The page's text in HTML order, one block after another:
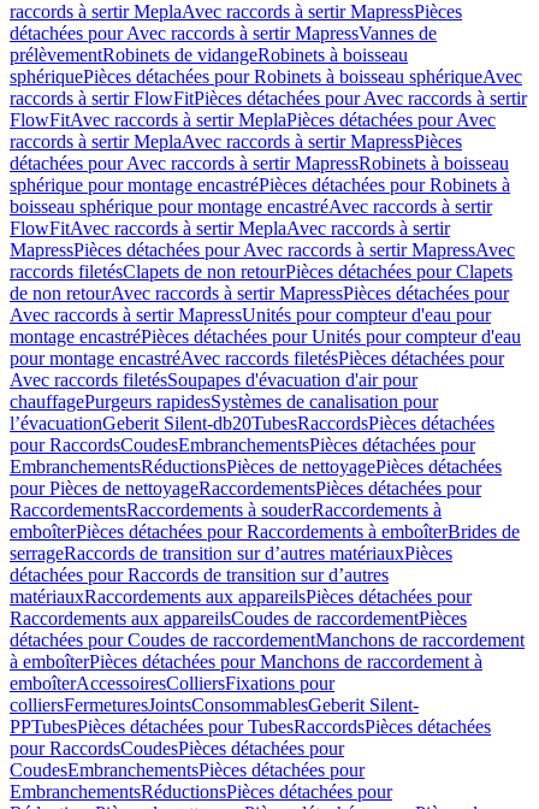
raccords à sertir MeplaAvec raccords à sertir MapressPièces
détachées pour Avec raccords à sertir MapressVannes de
prélèvementRobinets de vidangeRobinets à boisseau
sphériquePièces détachées pour Robinets à boisseau sphériqueAvec
raccords à sertir FlowFitPièces détachées pour Avec raccords à sertir
FlowFitAvec raccords à sertir MeplaPièces détachées pour Avec
raccords à sertir MeplaAvec raccords à sertir MapressPièces
détachées pour Avec raccords à sertir MapressRobinets à boisseau
sphérique pour montage encastréPièces détachées pour Robinets à
boisseau sphérique pour montage encastréAvec raccords à sertir
FlowFitAvec raccords à sertir MeplaAvec raccords à sertir
MapressPièces détachées pour Avec raccords à sertir MapressAvec
raccords filetésClapets de non retourPièces détachées pour Clapets
de non retourAvec raccords à sertir MapressPièces détachées pour
Avec raccords à sertir MapressUnités pour compteur d'eau pour
montage encastréPièces détachées pour Unités pour compteur d'eau
pour montage encastréAvec raccords filetésPièces détachées pour
Avec raccords filetésSoupapes d'évacuation d'air pour
chauffagePurgeurs rapidesSystèmes de canalisation pour
l’évacuationGeberit Silent-db20TubesRaccordsPièces détachées
pour RaccordsCoudesEmbranchementsPièces détachées pour
EmbranchementsRéductionsPièces de nettoyagePièces détachées
pour Pièces de nettoyageRaccordementsPièces détachées pour
RaccordementsRaccordements à souderRaccordements à
emboîterPièces détachées pour Raccordements à emboîterBrides de
serrageRaccords de transition sur d’autres matériauxPièces
détachées pour Raccords de transition sur d’autres
matériauxRaccordements aux appareilsPièces détachées pour
Raccordements aux appareilsCoudes de raccordementPièces
détachées pour Coudes de raccordementManchons de raccordement
à emboîterPièces détachées pour Manchons de raccordement à
emboîterAccessoiresColliersFixations pour
colliersFermeturesJointsConsommablesGeberit Silent-
PPTubesPièces détachées pour TubesRaccordsPièces détachées
pour RaccordsCoudesPièces détachées pour
CoudesEmbranchementsPièces détachées pour
EmbranchementsRéductionsPièces détachées pour